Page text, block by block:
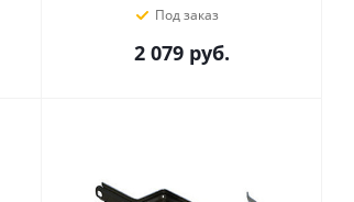
Под заказ
2 079 руб.